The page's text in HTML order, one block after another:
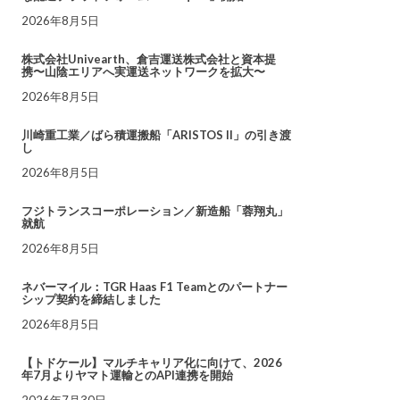
2026年8月5日
株式会社Univearth、倉吉運送株式会社と資本提
携〜山陰エリアへ実運送ネットワークを拡大〜
2026年8月5日
川崎重工業／ばら積運搬船「ARISTOS II」の引き渡
し
2026年8月5日
フジトランスコーポレーション／新造船「蓉翔丸」
就航
2026年8月5日
ネバーマイル：TGR Haas F1 Teamとのパートナー
シップ契約を締結しました
2026年8月5日
【トドケール】マルチキャリア化に向けて、2026
年7月よりヤマト運輸とのAPI連携を開始